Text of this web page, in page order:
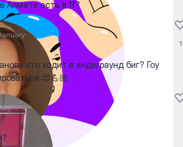
Алмате есть в 1f?
кто ходит в андеграунд биг? Гоу
😍💪🏼
1